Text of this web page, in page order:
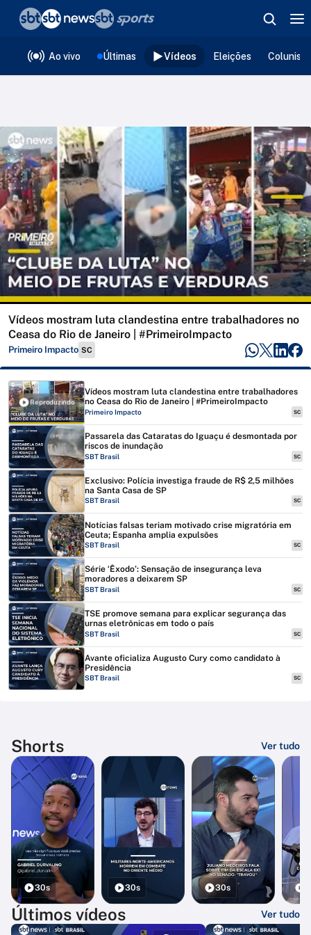
Ao vivo Últimas Vídeos Eleições
Vídeos mostram luta clandestina entre trabalhadores no
Ceasa do Rio de Janeiro | #PrimeiroImpacto
Primeiro Impacto SC
Reproduzindo
Vídeos mostram luta clandestina entre trabalhadores
no Ceasa do Rio de Janeiro | #PrimeiroImpacto
Primeiro Impacto SC
Passarela das Cataratas do Iguaçu é desmontada por
riscos de inundação
SBT Brasil SC
Exclusivo: Polícia investiga fraude de R$ 2,5 milhões
na Santa Casa de SP
SBT Brasil SC
Notícias falsas teriam motivado crise migratória em
Ceuta; Espanha amplia expulsões
SBT Brasil SC
Série ‘Êxodo’: Sensação de insegurança leva
moradores a deixarem SP
SBT Brasil SC
TSE promove semana para explicar segurança das
urnas eletrônicas em todo o país
SBT Brasil SC
Avante oficializa Augusto Cury como candidato à
Presidência
SBT Brasil SC
Shorts Ver tudo
30s 30s 30s
Últimos vídeos Ver tudo
❮voltar
Editorias